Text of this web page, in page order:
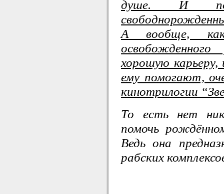
душе. И
А вообще,
хорошую
ему помогают,
кинотрилогии
То есть нет
помочь
Ведь она
рабских